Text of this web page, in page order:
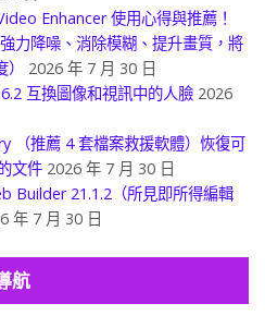
Enhancer 使用心得與推薦！
力降噪、消除模糊、提升畫質，將
2026 年 7 月 30 日
互換圖像和視訊中的人臉 2026
（推薦 4 套檔案救援軟體）恢復可
文件 2026 年 7 月 30 日
Builder 21.1.2（所見即所得編輯
年 7 月 30 日
航